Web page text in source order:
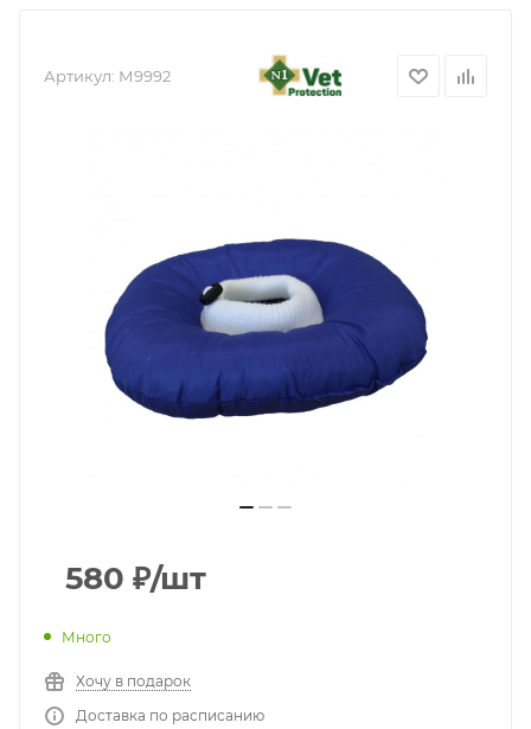
Артикул: М9992
580 ₽/шт
Много
Хочу в подарок
Доставка по расписанию